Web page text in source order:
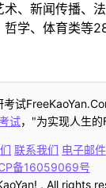
、新闻传播、
学、体育类等28
考试
试，"为实现人生
联系我们 电子邮件
备16059069号
. All rights